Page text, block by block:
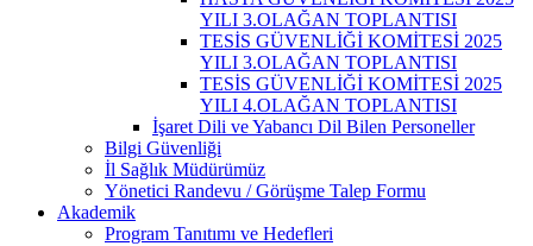
YILI 3.OLAĞAN TOPLANTISI
TESİS GÜVENLİĞİ KOMİTESİ 2025
YILI 3.OLAĞAN TOPLANTISI
TESİS GÜVENLİĞİ KOMİTESİ 2025
YILI 4.OLAĞAN TOPLANTISI
İşaret Dili ve Yabancı Dil Bilen Personeller
Bilgi Güvenliği
İl Sağlık Müdürümüz
Yönetici Randevu / Görüşme Talep Formu
Akademik
Program Tanıtımı ve Hedefleri